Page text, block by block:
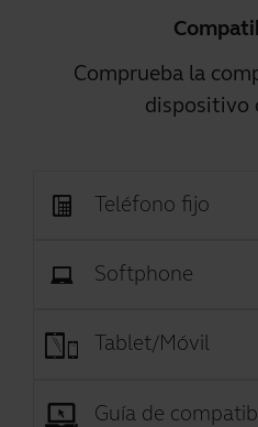
Comprueba la
dispositivo
Teléfono fijo
Softphone
Tablet/Móvil
Guía de